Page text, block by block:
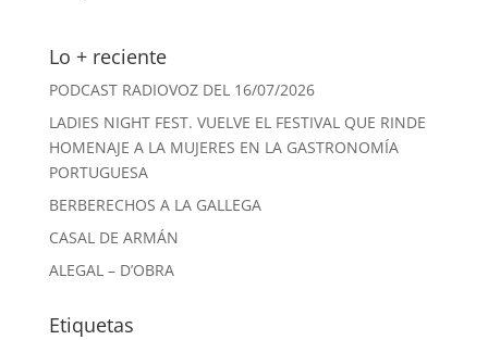
Lo + reciente
PODCAST RADIOVOZ DEL 16/07/2026
LADIES NIGHT FEST. VUELVE EL FESTIVAL QUE RINDE
HOMENAJE A LA MUJERES EN LA GASTRONOMÍA
PORTUGUESA
BERBERECHOS A LA GALLEGA
CASAL DE ARMÁN
ALEGAL – D’OBRA
Etiquetas